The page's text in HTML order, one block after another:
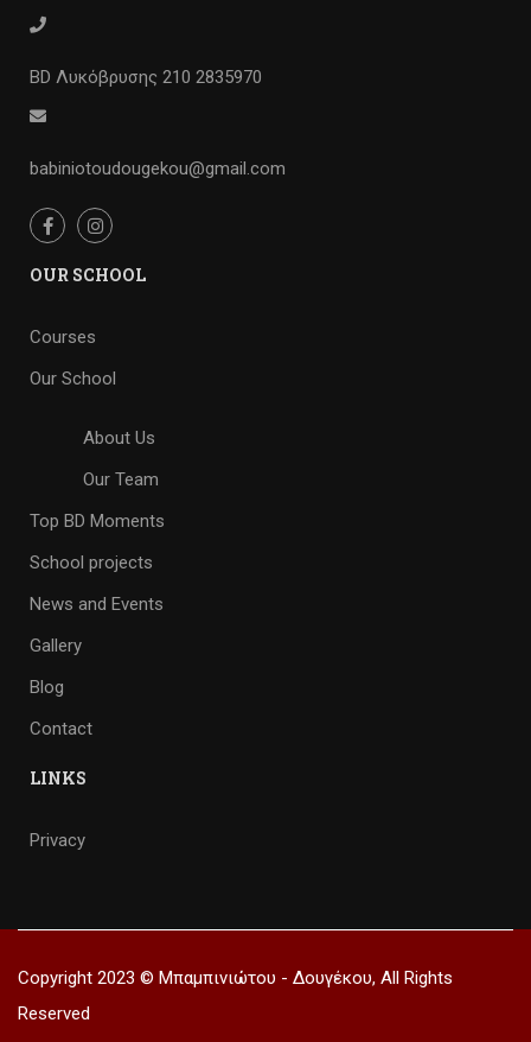
BD Λυκόβρυσης 210 2835970
babiniotoudougekou@gmail.com
OUR SCHOOL
Courses
Our School
About Us
Our Team
Top BD Moments
School projects
News and Events
Gallery
Blog
Contact
LINKS
Privacy
Copyright 2023 © Μπαμπινιώτου - Δουγέκου, All Rights
Reserved